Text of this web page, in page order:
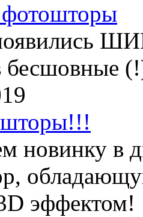
бесшовные
новинку в
эффектом!